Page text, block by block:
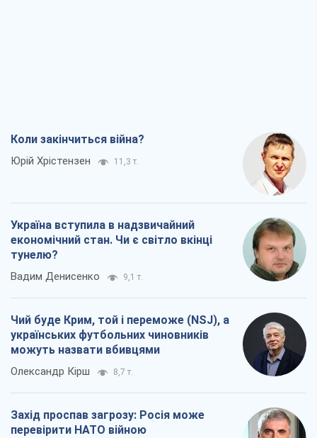
Коли закінчиться війна?
Юрій Хрістензен 11,3 т.
Україна вступила в надзвичайний
економічний стан. Чи є світло вкінці
тунелю?
Вадим Денисенко 9,1 т.
Чий буде Крим, той і переможе (NSJ), а
українських футбольних чиновників
можуть назвати вбивцями
Олександр Кірш 8,7 т.
Захід проспав загрозу: Росія може
перевірити НАТО війною